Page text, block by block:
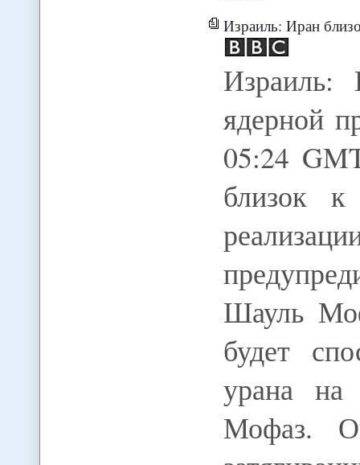
Израиль: Иран
ядерной
05:24
близок
Шауль
будет
урана на
Мофаз.